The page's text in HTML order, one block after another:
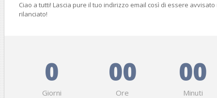
Ciao a tutti! Lascia pure il tuo indirizzo email così di essere
rilanciato!
0
Giorni
00
Ore
00
Minuti